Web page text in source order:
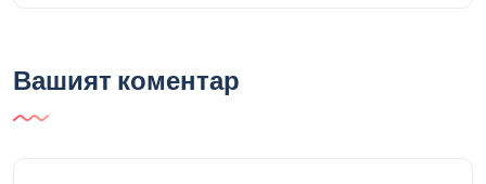
Вашият коментар